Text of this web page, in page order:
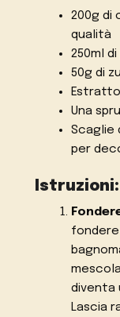
200g di
qualità
250ml
50g di
Estratto
Una
Scaglie
per
Istruzioni:
diventa
Lascia